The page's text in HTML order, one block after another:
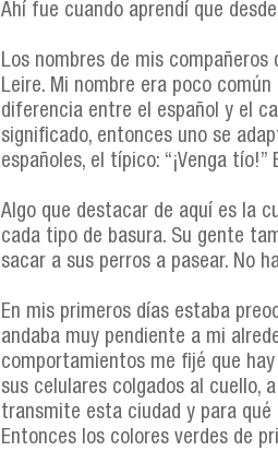
Ahí fue cuando aprendí que
Los nombres de mis
Leire. Mi nombre era poco
diferencia entre el español y el
significado, entonces uno se
españoles, el típico: “¡Venga
Algo que destacar de aquí es la
cada tipo de basura. Su gente
sacar a sus perros a pasear. No
En mis primeros días estaba
andaba muy pendiente a mi
comportamientos me fijé que
sus celulares colgados al cuello,
transmite esta ciudad y para
Entonces los colores verdes de